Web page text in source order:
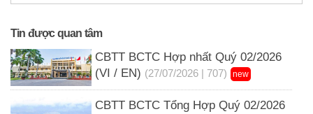
Tin được quan tâm
CBTT BCTC Hợp nhất Quý 02/2026
(VI / EN) (27/07/2026 | 707) new
CBTT BCTC Tổng Hợp Quý 02/2026